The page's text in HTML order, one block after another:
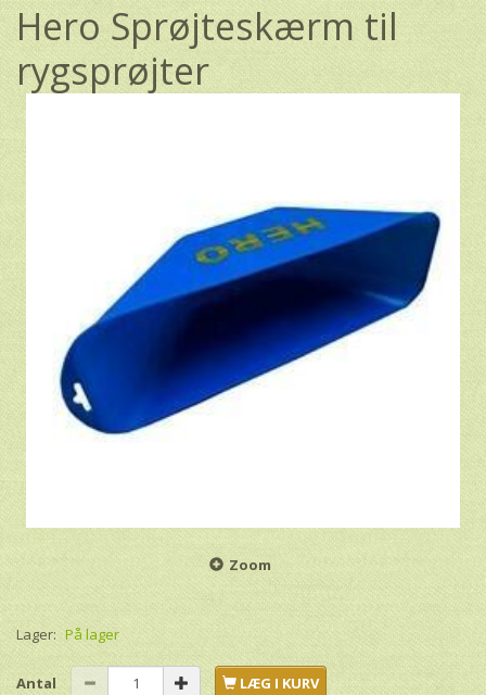
Hero Sprøjteskærm til
rygsprøjter
Zoom
Lager: På lager
Antal LÆG I KURV